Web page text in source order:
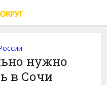
нужно
в Сочи